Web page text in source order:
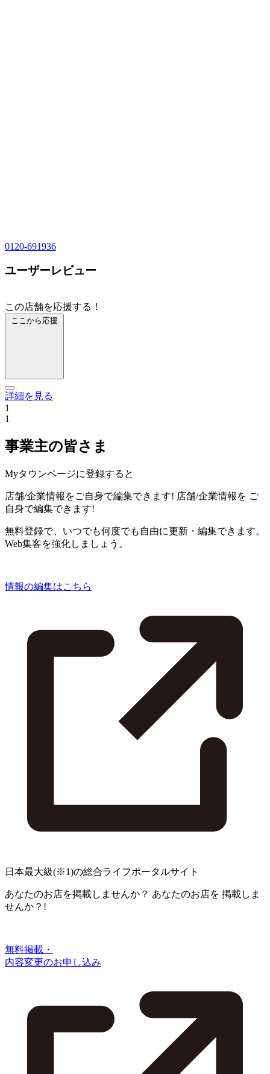
0120-691936
ユーザーレビュー
この店舗を応援する！
ここから応援
詳細を見る
1
1
事業主の皆さま
Myタウンページに登録すると
店舗/企業情報をご自身で編集できます! 店舗/企業情報を ご
自身で編集できます!
無料登録で、いつでも何度でも自由に更新・編集できます。
Web集客を強化しましょう。
情報の編集はこちら
日本最大級(※1)の総合ライフポータルサイト
あなたのお店を掲載しませんか？ あなたのお店を 掲載しま
せんか？!
無料掲載・
内容変更のお申し込み